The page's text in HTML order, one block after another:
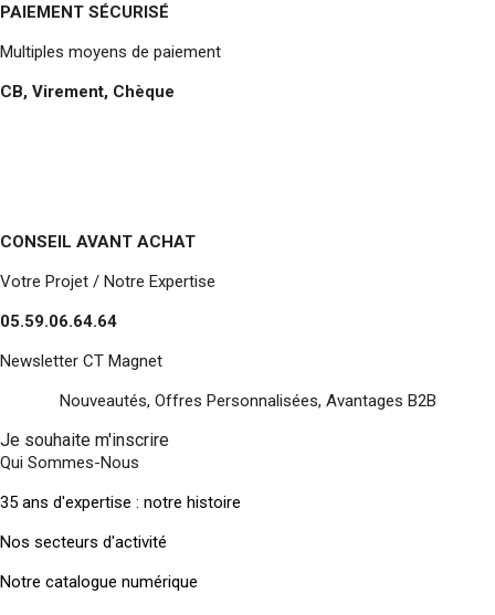
PAIEMENT SÉCURISÉ
Multiples moyens de paiement
CB, Virement, Chèque
CONSEIL AVANT ACHAT
Votre Projet / Notre Expertise
05.59.06.64.64
Newsletter CT Magnet
Nouveautés, Offres Personnalisées, Avantages B2B
Je souhaite m'inscrire
Qui Sommes-Nous
35 ans d'expertise : notre histoire
Nos secteurs d'activité
Notre catalogue numérique